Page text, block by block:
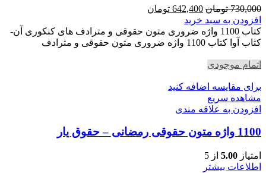
730,000 تومان قیمت
اصلی
730,000 تومان
بود.
642,400 تومان
642,400 تومان
است.
افزودن به سبد خرید
کتاب 1100 واژه ضروری متون حقوقی و مترادف های کنکوری آن-
کتاب آوا کتاب 1100 واژه ضروری متون حقوقی و مترادف
اتمام موجودی
برای مقایسه اضافه کنید
مشاهده سریع
افزودن به علاقه مندی
1100 واژه متون حقوقی رمضانی – حقوق یار
امتیاز 5.00 از 5
اطلاعات بیشتر